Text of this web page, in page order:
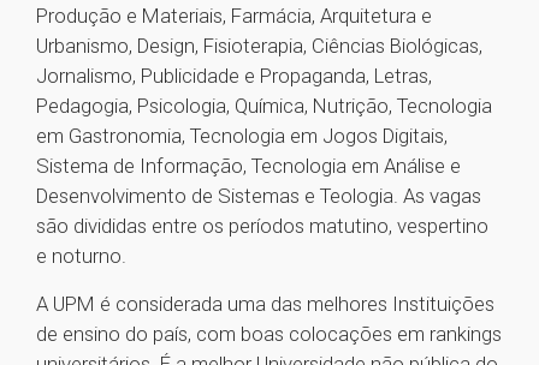
Produção e Materiais, Farmácia, Arquitetura e
Urbanismo, Design, Fisioterapia, Ciências Biológicas,
Jornalismo, Publicidade e Propaganda, Letras,
Pedagogia, Psicologia, Química, Nutrição, Tecnologia
em Gastronomia, Tecnologia em Jogos Digitais,
Sistema de Informação, Tecnologia em Análise e
Desenvolvimento de Sistemas e Teologia. As vagas
são divididas entre os períodos matutino, vespertino
e noturno.
A UPM é considerada uma das melhores Instituições
de ensino do país, com boas colocações em rankings